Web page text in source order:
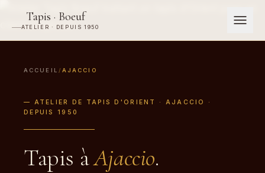
Tapis · Boeuf
ATELIER · DEPUIS 1950
ACCUEIL / AJACCIO
— ATELIER DE TAPIS D'ORIENT · AJACCIO ·
DEPUIS 1950
Tapis àAjaccio.